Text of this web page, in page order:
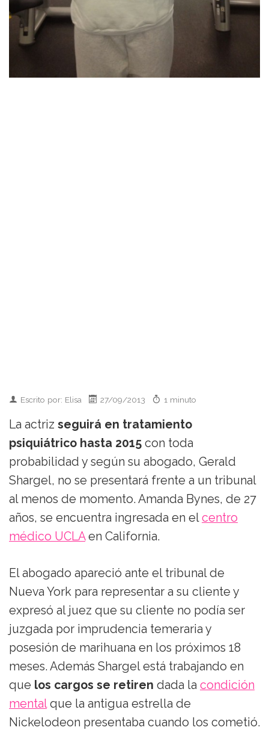
Escrito por: Elisa 27/09/2013 1 minuto
La actriz seguirá en tratamiento
psiquiátrico hasta 2015 con toda
probabilidad y según su abogado, Gerald
Shargel, no se presentará frente a un tribunal
al menos de momento. Amanda Bynes, de 27
años, se encuentra ingresada en elcentro
médico UCLAen California.
El abogado apareció ante el tribunal de
Nueva York para representar a su cliente y
expresó al juez que su cliente no podía ser
juzgada por imprudencia temeraria y
posesión de marihuana en los próximos 18
meses. Además Shargel está trabajando en
que los cargos se retiren dada la condición
mentalque la antigua estrella de
Nickelodeon presentaba cuando los cometió.